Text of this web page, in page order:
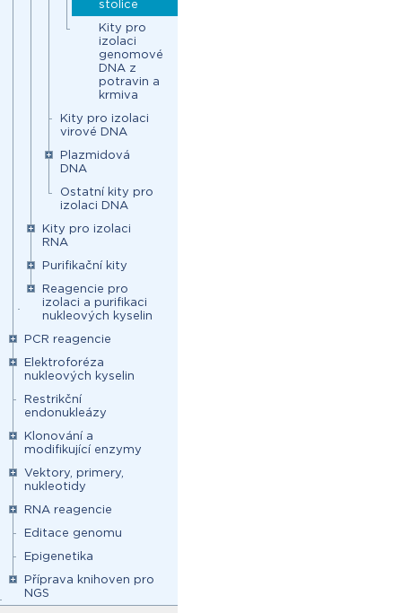
stolice
Kity pro
izolaci
genomové
DNA z
potravin a
krmiva
Kity pro izolaci
virové DNA
Plazmidová
DNA
Ostatní kity pro
izolaci DNA
Kity pro izolaci
RNA
Purifikační kity
Reagencie pro
izolaci a purifikaci
nukleových kyselin
PCR reagencie
Elektroforéza
nukleových kyselin
Restrikční
endonukleázy
Klonování a
modifikující enzymy
Vektory, primery,
nukleotidy
RNA reagencie
Editace genomu
Epigenetika
Příprava knihoven pro
NGS